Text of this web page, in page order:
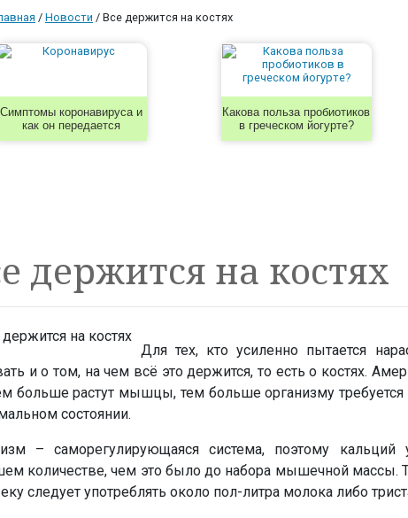
/ Новости / Все держится на костях
Симптомы коронавируса и
как он передается
Какова польза пробиотиков
в греческом йогурте?
держится на костях
Для тех, кто усиленно пытается
и о том, на чем всё это держится, то есть о костях.
больше растут мышцы, тем больше организму
состоянии.
– саморегулирующаяся система, поэтому кальций
количестве, чем это было до набора мышечной массы.
следует употреблять около пол-литра молока либо